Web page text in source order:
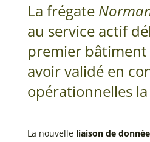
La frégate
au service actif
premier bâtiment
avoir validé en
opérationnelles la
La nouvelle liaison de